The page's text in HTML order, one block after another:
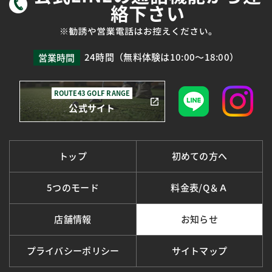
絡下さい
営業時間 24時間（無料体験は10:00～18:00）
ROUTE43 GOLF RANGE
公式サイト
トップ 初めての方へ
5つのモード 料金表/Q＆Ａ
店舗情報 お知らせ
プライバシーポリシー サイトマップ